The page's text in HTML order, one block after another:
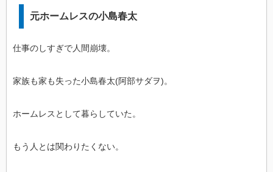
元ホームレスの小島春太
仕事のしすぎで人間崩壊。
家族も家も失った小島春太(阿部サダヲ)。
ホームレスとして暮らしていた。
もう人とは関わりたくない。